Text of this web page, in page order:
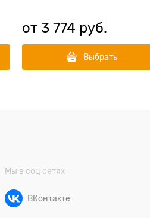
от 3 774 руб.
Выбрать
Мы в соц сетях
ВКонтакте